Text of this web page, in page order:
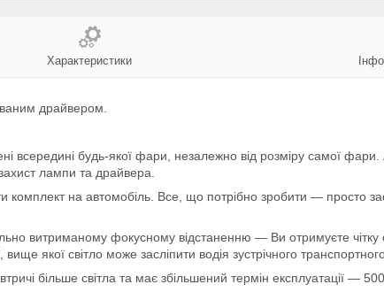
Характеристики
драйвером.
всередині будь-якої фари, незалежно від розміру самої
лампи та драйвера.
комплект на автомобіль. Все, що потрібно зробити — просто
витриманому фокусному відстаненню — Ви отримуєте чітку
якої світло може засліпити водія зустрічного
більше світла та має збільшений термін експлуатації —